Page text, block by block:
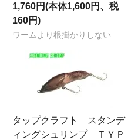
1,760円(本体1,600円、税
160円)
ワームより根掛かりしない
タップクラフト スタンデ
ィングシュリンプ ＴＹＰ